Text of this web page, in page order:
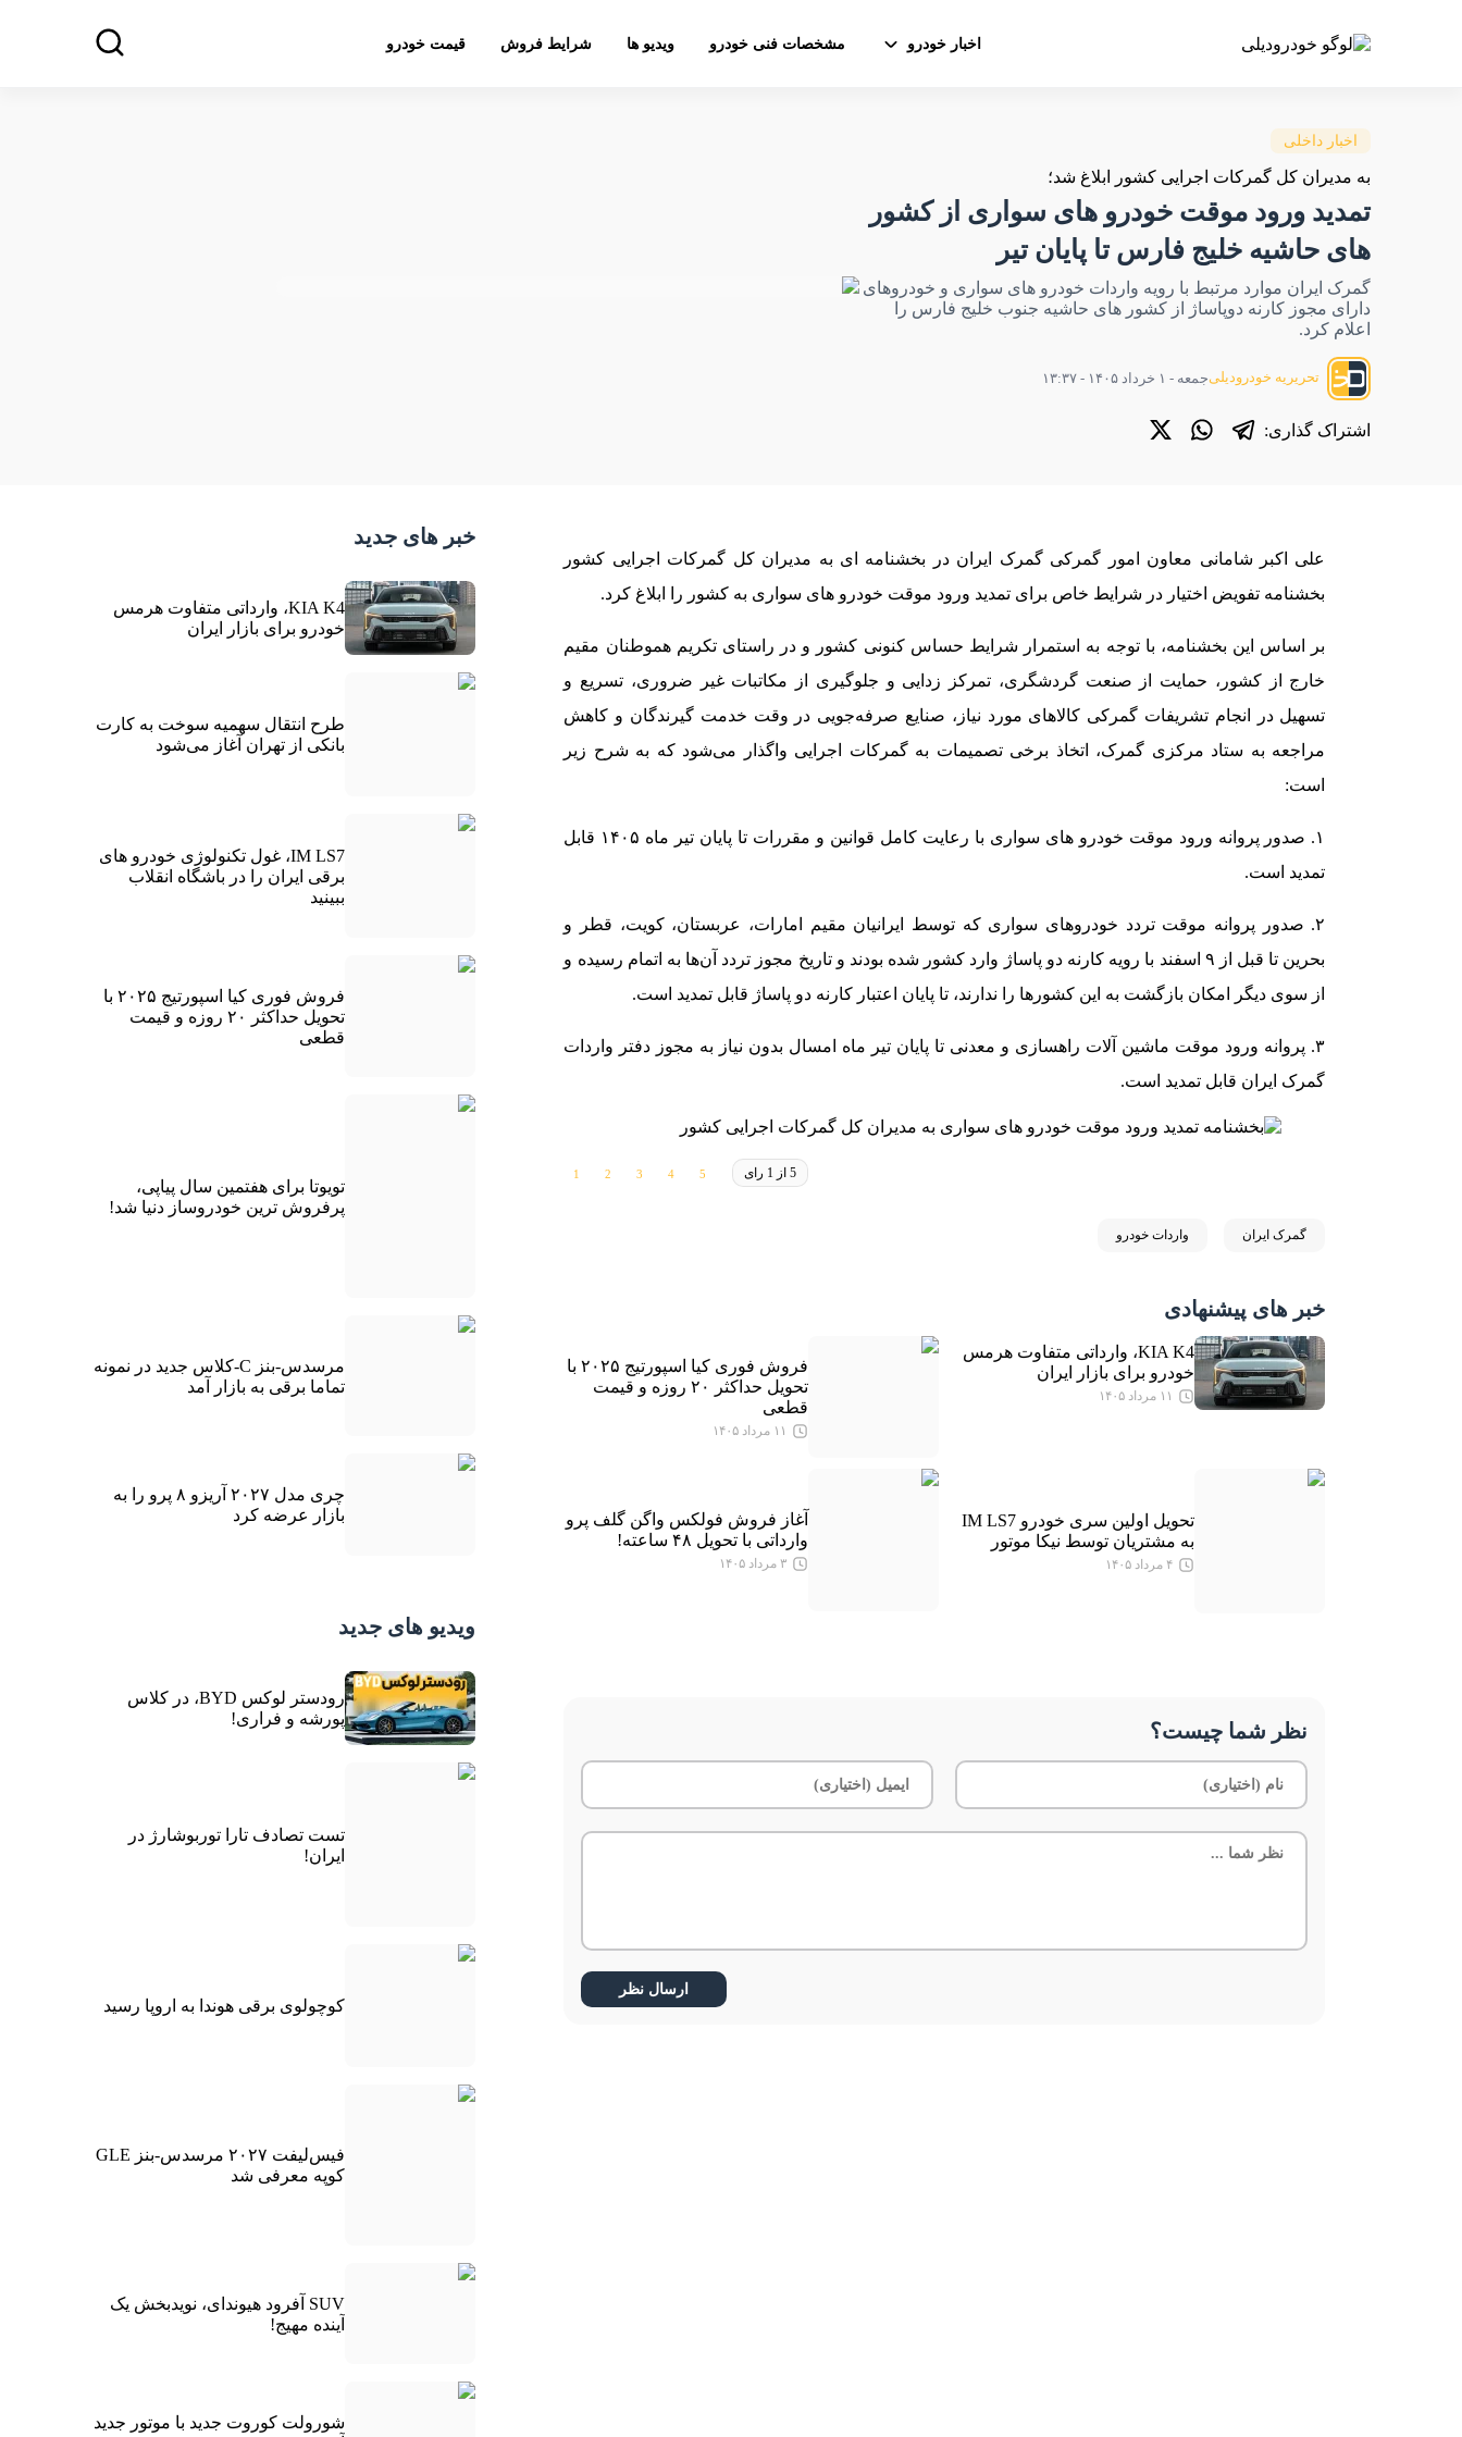
اخبار خودرو مشخصات فنی خودرو ویدیو ها شرایط فروش قیمت خودرو
اخبار داخلی
به مدیران کل گمرکات اجرایی کشور ابلاغ شد؛
تمدید ورود موقت خودرو های سواری از کشور
های حاشیه خلیج فارس تا پایان تیر
گمرک ایران موارد مرتبط با رویه واردات خودرو های سواری و خودروهای
دارای مجوز کارنه دوپاساژ از کشور های حاشیه جنوب خلیج فارس را
اعلام کرد.
تحریریه خودرودیلیجمعه - ۱ خرداد ۱۴۰۵ - ۱۳:۳۷
اشتراک گذاری:
علی اکبر شامانی معاون امور گمرکی گمرک ایران در بخشنامه ای به مدیران کل گمرکات اجرایی کشور
بخشنامه تفویض اختیار در شرایط خاص برای تمدید ورود موقت خودرو های سواری به کشور را ابلاغ کرد.
بر اساس این بخشنامه، با توجه به استمرار شرایط حساس کنونی کشور و در راستای تکریم هموطنان مقیم
خارج از کشور، حمایت از صنعت گردشگری، تمرکز زدایی و جلوگیری از مکاتبات غیر ضروری، تسریع و
تسهیل در انجام تشریفات گمرکی کالاهای مورد نیاز، صنایع صرفه‌جویی در وقت خدمت گیرندگان و کاهش
مراجعه به ستاد مرکزی گمرک، اتخاذ برخی تصمیمات به گمرکات اجرایی واگذار می‌شود که به شرح زیر
است:
۱. صدور پروانه ورود موقت خودرو های سواری با رعایت کامل قوانین و مقررات تا پایان تیر ماه ۱۴۰۵ قابل
تمدید است.
۲. صدور پروانه موقت تردد خودروهای سواری که توسط ایرانیان مقیم امارات، عربستان، کویت، قطر و
بحرین تا قبل از ۹ اسفند با رویه کارنه دو پاساژ وارد کشور شده بودند و تاریخ مجوز تردد آن‌ها به اتمام رسیده و
از سوی دیگر امکان بازگشت به این کشورها را ندارند، تا پایان اعتبار کارنه دو پاساژ قابل تمدید است.
۳. پروانه ورود موقت ماشین آلات راهسازی و معدنی تا پایان تیر ماه امسال بدون نیاز به مجوز دفتر واردات
گمرک ایران قابل تمدید است.
5 از 1 رای
گمرک ایران واردات خودرو
خبر های پیشنهادی
KIA K4، وارداتی متفاوت هرمس
خودرو برای بازار ایران
۱۱ مرداد ۱۴۰۵
فروش فوری کیا اسپورتیج ۲۰۲۵ با
تحویل حداکثر ۲۰ روزه و قیمت
قطعی
۱۱ مرداد ۱۴۰۵
تحویل اولین سری خودرو IM LS7
به مشتریان توسط نیکا موتور
۴ مرداد ۱۴۰۵
آغاز فروش فولکس واگن گلف پرو
وارداتی با تحویل ۴۸ ساعته!
۳ مرداد ۱۴۰۵
نظر شما چیست؟
خبر های جدید
KIA K4، وارداتی متفاوت هرمس
خودرو برای بازار ایران
طرح انتقال سهمیه سوخت به کارت
بانکی از تهران آغاز می‌شود
IM LS7، غول تکنولوژی خودرو های
برقی ایران را در باشگاه انقلاب
ببینید
فروش فوری کیا اسپورتیج ۲۰۲۵ با
تحویل حداکثر ۲۰ روزه و قیمت
قطعی
تویوتا برای هفتمین سال پیاپی،
پرفروش ترین خودروساز دنیا شد!
مرسدس-بنز C-کلاس جدید در نمونه
تماما برقی به بازار آمد
چری مدل ۲۰۲۷ آریزو ۸ پرو را به
بازار عرضه کرد
ویدیو های جدید
رودستر لوکس BYD، در کلاس
پورشه و فراری!
تست تصادف تارا توربوشارژ در
ایران!
کوچولوی برقی هوندا به اروپا رسید
فیس‌لیفت ۲۰۲۷ مرسدس-بنز GLE
کوپه معرفی شد
SUV آفرود هیوندای، نویدبخش یک
آینده مهیج!
شورولت کوروت جدید با موتور جدید